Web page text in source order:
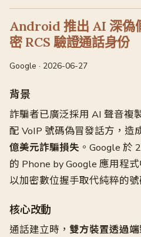
Android 推出 AI 深偽
密 RCS 驗證通話身份
Google · 2026-06-27
背景
詐騙者已廣泛採用 AI 聲音複
配 VoIP 號碼偽冒發話方，造
億美元詐騙損失 。Google 於
的 Phone by Google 應用程
以加密數位握手取代純粹的號
核心改動
通話建立時， 雙方裝置透過